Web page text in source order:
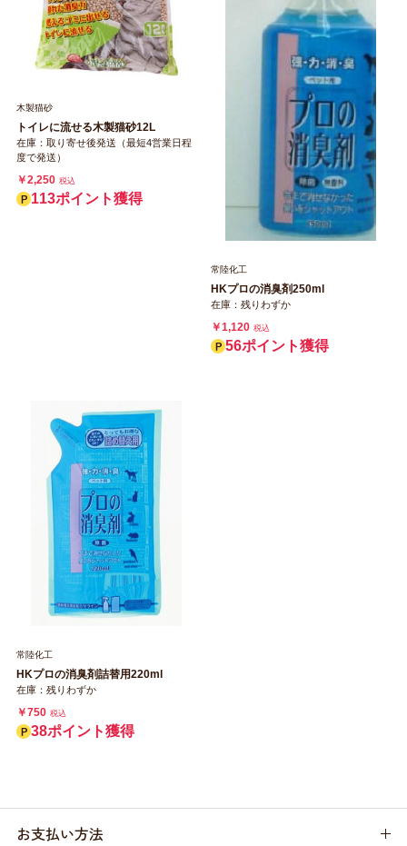
木製猫砂
トイレに流せる木製猫砂12L
在庫：取り寄せ後発送（最短4営業日程
度で発送）
￥2,250 税込
113ポイント獲得
常陸化工
HKプロの消臭剤250ml
在庫：残りわずか
￥1,120 税込
56ポイント獲得
常陸化工
HKプロの消臭剤詰替用220ml
在庫：残りわずか
￥750 税込
38ポイント獲得
お支払い方法